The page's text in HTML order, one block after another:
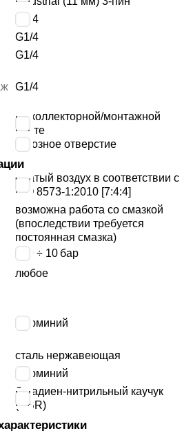
G1/4
G1/4
G1/4
G1/4
на коллекторной/монтажной
плите
сквозное отверстие
сжатый воздух в соответствии с
ISO 8573-1:2010 [7:4:4]
возможна работа со смазкой
(впоследствии требуется
постоянная смазка)
-0.9 ÷ 10 бар
любое
алюминий
сталь нержавеющая
алюминий
бутадиен-нитрильный каучук
(NBR)